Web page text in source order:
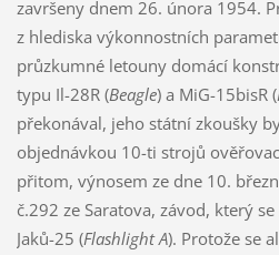
završeny dnem 26. února 1954.
z hlediska výkonnostních
průzkumné letouny domácí
typu Il-28R (Beagle) a MiG-15bisR (
překonával, jeho státní zkoušky
objednávkou 10-ti strojů
přitom, výnosem ze dne 10.
č.292 ze Saratova, závod, který
Jaků-25 (Flashlight A). Protože se